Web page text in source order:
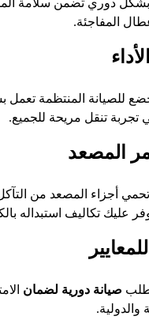
بشكل دوري تضمن سلامة
المفاجئة.
للصيانة المنتظمة
تجربة تنقل مريحة للجميع.
تحمي أجزاء المصعد من
عليك تكاليف استبداله
صيانة دورية لضمان
والدولية.